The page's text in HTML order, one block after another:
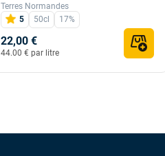
Terres Normandes
5
50cl 17%
22,00 €
44.00 € par litre